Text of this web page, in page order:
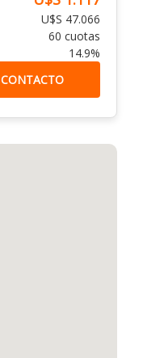
U$S 47.066
60 cuotas
14.9%